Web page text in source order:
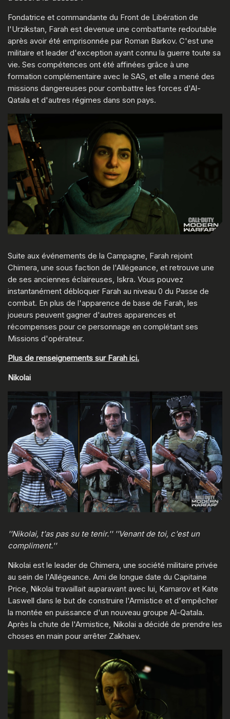
Fondatrice et commandante du Front de Libération de
l'Urzikstan, Farah est devenue une combattante redoutable
après avoir été emprisonnée par Roman Barkov. C'est une
militaire et leader d'exception ayant connu la guerre toute sa
vie. Ses compétences ont été affinées grâce à une
formation complémentaire avec le SAS, et elle a mené des
missions dangereuses pour combattre les forces d'Al-
Qatala et d'autres régimes dans son pays.
Suite aux événements de la Campagne, Farah rejoint
Chimera, une sous faction de l'Allégeance, et retrouve une
de ses anciennes éclaireuses, Iskra. Vous pouvez
instantanément débloquer Farah au niveau 0 du Passe de
combat. En plus de l'apparence de base de Farah, les
joueurs peuvent gagner d'autres apparences et
récompenses pour ce personnage en complétant ses
Missions d'opérateur.
Plus de renseignements sur Farah ici.
Nikolai
''Nikolai, t'as pas su te tenir.'' ''Venant de toi, c'est un
compliment.''
Nikolai est le leader de Chimera, une société militaire privée
au sein de l'Allégeance. Ami de longue date du Capitaine
Price, Nikolai travaillait auparavant avec lui, Kamarov et Kate
Laswell dans le but de construire l'Armistice et d'empêcher
la montée en puissance d'un nouveau groupe Al-Qatala.
Après la chute de l'Armistice, Nikolai a décidé de prendre les
choses en main pour arrêter Zakhaev.